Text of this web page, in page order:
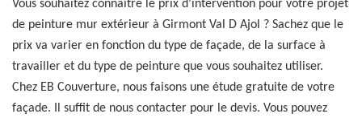
Vous souhaitez connaître le prix d’intervention pour votre projet
de peinture mur extérieur à Girmont Val D Ajol ? Sachez que le
prix va varier en fonction du type de façade, de la surface à
travailler et du type de peinture que vous souhaitez utiliser.
Chez EB Couverture, nous faisons une étude gratuite de votre
façade. Il suffit de nous contacter pour le devis. Vous pouvez